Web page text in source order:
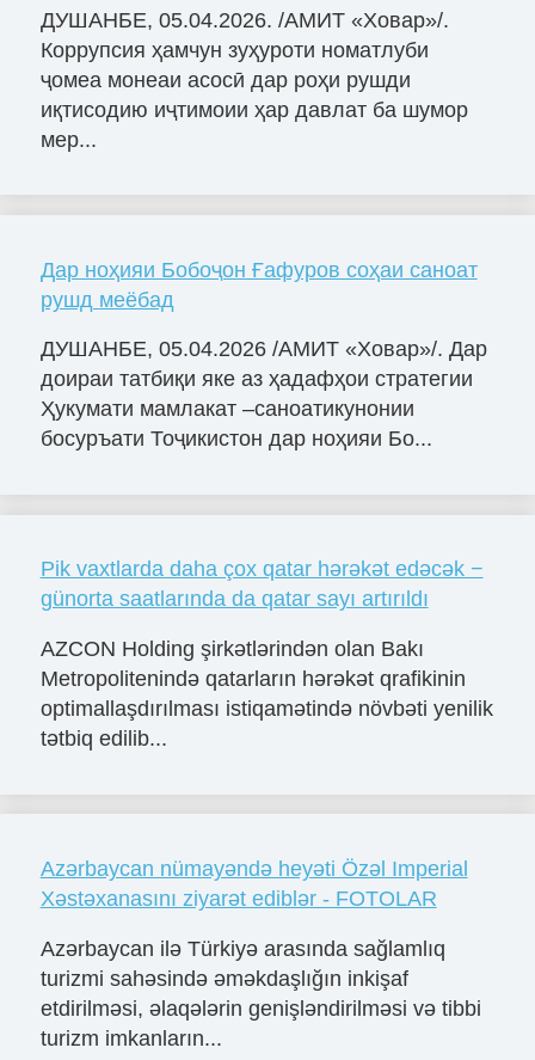
ДУШАНБЕ, 05.04.2026. /АМИТ «Ховар»/.
Коррупсия ҳамчун зуҳуроти номатлуби
ҷомеа монеаи асосӣ дар роҳи рушди
иқтисодию иҷтимоии ҳар давлат ба шумор
мер...
Дар ноҳияи Бобоҷон Ғафуров соҳаи саноат
рушд меёбад
ДУШАНБЕ, 05.04.2026 /АМИТ «Ховар»/. Дар
доираи татбиқи яке аз ҳадафҳои стратегии
Ҳукумати мамлакат –саноатикунонии
босуръати Тоҷикистон дар ноҳияи Бо...
Pik vaxtlarda daha çox qatar hərəkət edəcək −
günorta saatlarında da qatar sayı artırıldı
AZCON Holding şirkətlərindən olan Bakı
Metropolitenində qatarların hərəkət qrafikinin
optimallaşdırılması istiqamətində növbəti yenilik
tətbiq edilib...
Azərbaycan nümayəndə heyəti Özəl Imperial
Xəstəxanasını ziyarət ediblər - FOTOLAR
Azərbaycan ilə Türkiyə arasında sağlamlıq
turizmi sahəsində əməkdaşlığın inkişaf
etdirilməsi, əlaqələrin genişləndirilməsi və tibbi
turizm imkanların...